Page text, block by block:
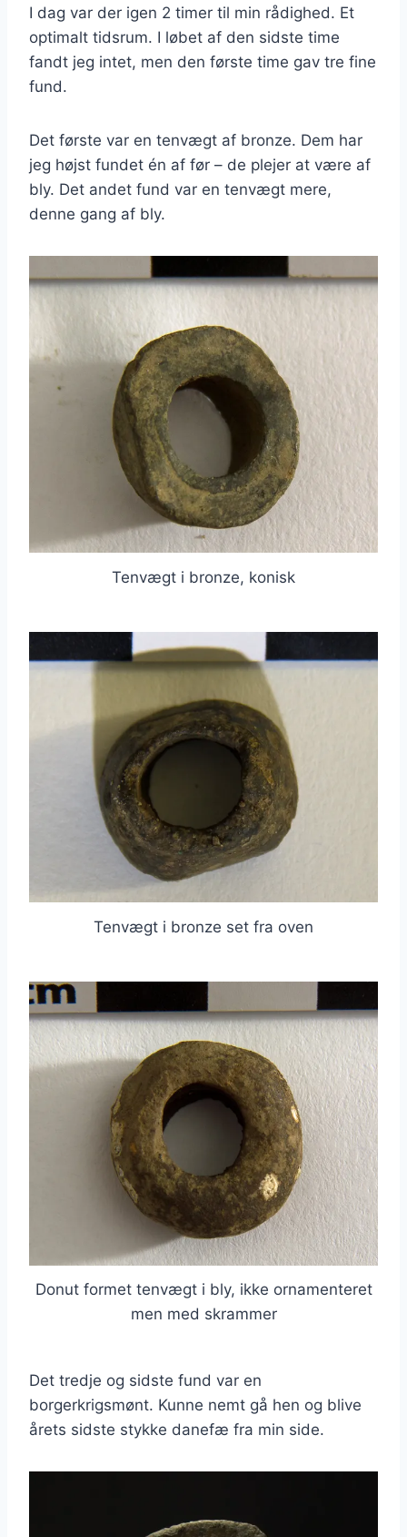
I dag var der igen 2 timer til min rådighed. Et
optimalt tidsrum. I løbet af den sidste time
fandt jeg intet, men den første time gav tre fine
fund.
Det første var en tenvægt af bronze. Dem har
jeg højst fundet én af før – de plejer at være af
bly. Det andet fund var en tenvægt mere,
denne gang af bly.
Tenvægt i bronze, konisk
Tenvægt i bronze set fra oven
Donut formet tenvægt i bly, ikke ornamenteret
men med skrammer
Det tredje og sidste fund var en
borgerkrigsmønt. Kunne nemt gå hen og blive
årets sidste stykke danefæ fra min side.